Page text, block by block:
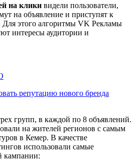
на клики видели пользователи,
на объявление и приступят к
этого алгоритмы VK Рекламы
интересы аудитории и
репутацию нового бренда
групп, в каждой по 8 объявлений.
на жителей регионов с самым
в Кемер. В качестве
использовали самые
кампании: